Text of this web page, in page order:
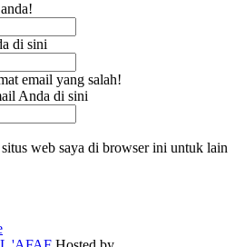
di sini
email yang salah!
Anda di sini
web saya di browser ini untuk lain